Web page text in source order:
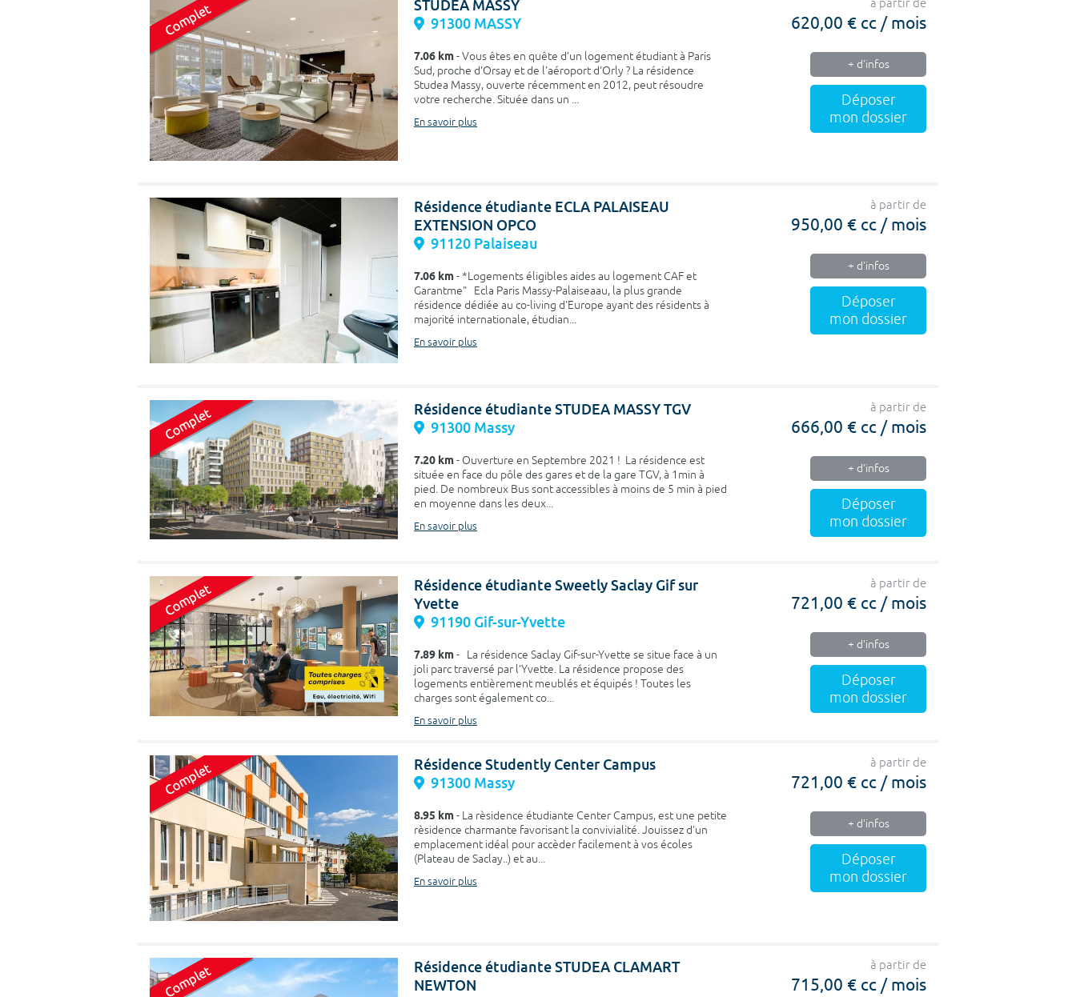
STUDEA MASSY
91300 MASSY
7.06 km- Vous êtes en quête d’un logement étudiant à Paris
Sud, proche d'Orsay et de l'aéroport d'Orly ? La résidence
Studea Massy, ouverte récemment en 2012, peut résoudre
votre recherche. Située dans un ...
En savoir plus
à partir de
620,00 € cc / mois
+ d'infos
Déposer
mon dossier
Résidence étudiante ECLA PALAISEAU
EXTENSION OPCO
91120 Palaiseau
7.06 km- *Logements éligibles aides au logement CAF et
Garantme" Ecla Paris Massy-Palaiseaau, la plus grande
résidence dédiée au co-living d'Europe ayant des résidents à
majorité internationale, étudian...
En savoir plus
à partir de
950,00 € cc / mois
+ d'infos
Déposer
mon dossier
Résidence étudiante STUDEA MASSY TGV
91300 Massy
7.20 km- Ouverture en Septembre 2021 ! La résidence est
située en face du pôle des gares et de la gare TGV, à 1min à
pied. De nombreux Bus sont accessibles à moins de 5 min à pied
en moyenne dans les deux...
En savoir plus
à partir de
666,00 € cc / mois
+ d'infos
Déposer
mon dossier
Résidence étudiante Sweetly Saclay Gif sur
Yvette
91190 Gif-sur-Yvette
7.89 km- La résidence Saclay Gif-sur-Yvette se situe face à un
joli parc traversé par l’Yvette. La résidence propose des
logements entièrement meublés et équipés ! Toutes les
charges sont également co...
En savoir plus
à partir de
721,00 € cc / mois
+ d'infos
Déposer
mon dossier
Résidence Studently Center Campus
91300 Massy
8.95 km- La rèsidence étudiante Center Campus, est une petite
rèsidence charmante favorisant la convivialité. Jouissez d'un
emplacement idéal pour accèder facilement à vos écoles
(Plateau de Saclay..) et au...
En savoir plus
à partir de
721,00 € cc / mois
+ d'infos
Déposer
mon dossier
Résidence étudiante STUDEA CLAMART
NEWTON
à partir de
715,00 € cc / mois